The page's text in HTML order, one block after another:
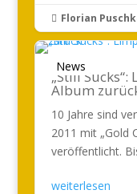
 Florian
News
„Still
Album
10 Jahre sind
2011 mit „Gold
veröffentlicht.
weiterlesen